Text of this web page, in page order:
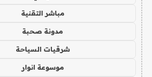
مباشر التقنية
مدونة صحبة
شرقيات السياحة
موسوعة انوار